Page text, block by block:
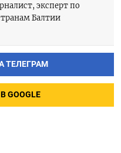
эксперт по
Балтии
ТЕЛЕГРАМ